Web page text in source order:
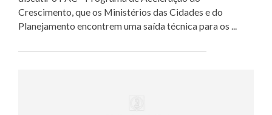
Crescimento, que os Ministérios das Cidades e do
Planejamento encontrem uma saída técnica para os ...